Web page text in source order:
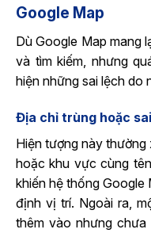
Google Map
Dù Google Map mang
và tìm kiếm, nhưng
hiện những sai lệch do
Địa chỉ trùng hoặc
Hiện tượng này
hoặc khu vực cùng
khiến hệ thống Google
định vị trí. Ngoài ra,
thêm vào nhưng